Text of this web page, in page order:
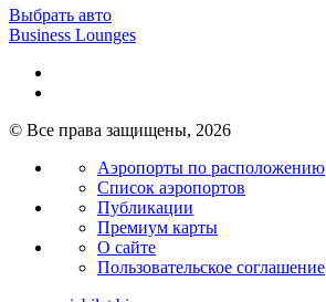
Выбрать авто
Business Lounges
© Все права защищены, 2026
Аэропорты по расположению
Список аэропортов
Публикации
Премиум карты
О сайте
Пользовательское соглашение